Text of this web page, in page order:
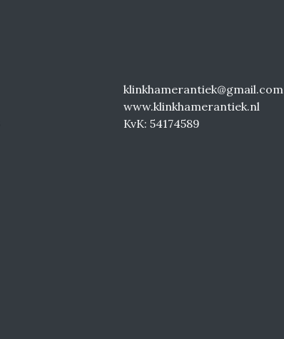
klinkhamerantiek@gmail.com
www.klinkhamerantiek.nl
KvK: 54174589